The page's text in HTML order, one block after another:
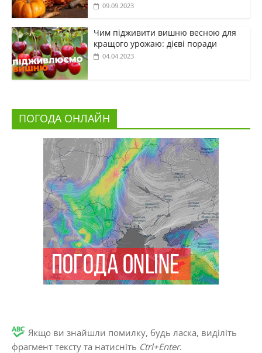
09.09.2023
Чим підживити вишню весною для
кращого урожаю: дієві поради
04.04.2023
ПОГОДА ОНЛАЙН
Якщо ви знайшли помилку, будь ласка, виділіть
фрагмент тексту та натисніть Ctrl+Enter.